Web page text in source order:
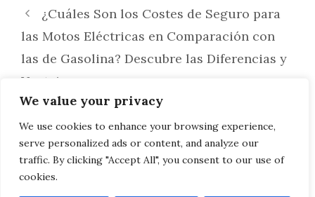
We value your privacy
We use cookies to enhance your browsing experience,
serve personalized ads or content, and analyze our
traffic. By clicking "Accept All", you consent to our use of
cookies.
¿Cuáles Son los Costes de Seguro para
las Motos Eléctricas en Comparación con
las de Gasolina? Descubre las Diferencias y
Ventajas
¿Cuáles Son las Tendencias Futuras en
el Desarrollo de Motos Eléctricas? Un
Vistazo a la Revolución en Dos Ruedas